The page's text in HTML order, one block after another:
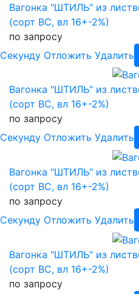
Вагонка "ШТИЛЬ" из
(сорт BC, вл 16+-2%)
по запросу
Cекунду Отложить Удалить
Вагонка "ШТИЛЬ" из
(сорт BC, вл 16+-2%)
по запросу
Cекунду Отложить Удалить
Вагонка "ШТИЛЬ" из
(сорт BC, вл 16+-2%)
по запросу
Cекунду Отложить Удалить
Вагонка "ШТИЛЬ" из
(сорт BC, вл 16+-2%)
по запросу